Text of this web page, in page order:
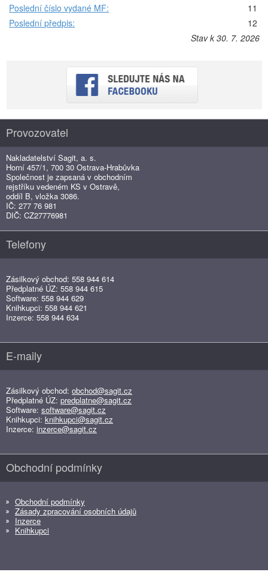
Poslední číslo vydané MF:
11
Poslední předpis:
12
Stav k 30. 7. 2026
Provozovatel
Nakladatelství Sagit, a. s.
Horní 457/1, 700 30 Ostrava-Hrabůvka
Společnost je zapsaná v obchodním
rejstříku vedeném KS v Ostravě,
oddíl B, vložka 3086.
IČ: 277 76 981
DIČ: CZ27776981
Telefony
Zásilkový obchod: 558 944 614
Předplatné ÚZ: 558 944 615
Software: 558 944 629
Knihkupci: 558 944 621
Inzerce: 558 944 634
E-maily
Zásilkový obchod: obchod@sagit.cz
Předplatné ÚZ: predplatne@sagit.cz
Software: software@sagit.cz
Knihkupci: knihkupci@sagit.cz
Inzerce: inzerce@sagit.cz
Obchodní podmínky
Obchodní podmínky
Zásady zpracování osobních údajů
Inzerce
Knihkupci